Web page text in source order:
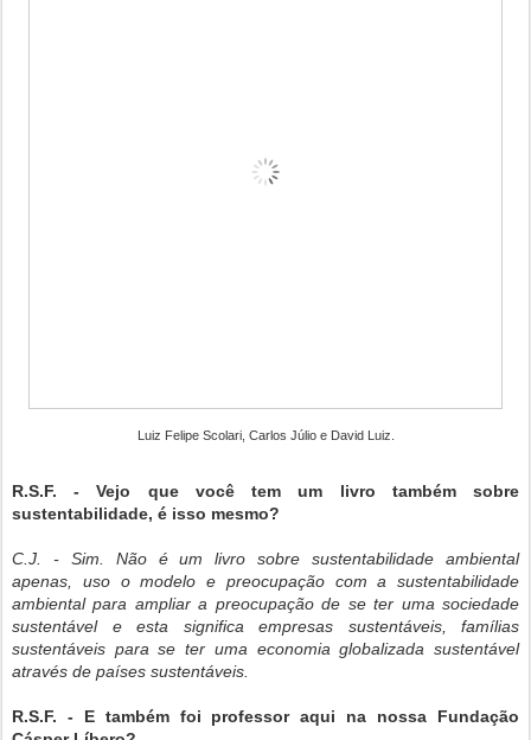
Luiz Felipe Scolari, Carlos Júlio e David Luiz.
R.S.F. - Vejo que você tem um livro também sobre
sustentabilidade, é isso mesmo?
C.J. - Sim. Não é um livro sobre sustentabilidade ambiental
apenas, uso o modelo e preocupação com a sustentabilidade
ambiental para ampliar a preocupação de se ter uma sociedade
sustentável e esta significa empresas sustentáveis, famílias
sustentáveis para se ter uma economia globalizada sustentável
através de países sustentáveis.
R.S.F. - E também foi professor aqui na nossa Fundação